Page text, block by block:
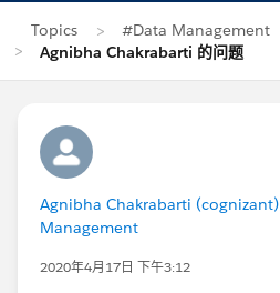
Topics
#Data Management
Agnibha Chakrabarti 的问题
Agnibha Chakrabarti (cognizant)
Management
2020年4月17日 下午3:12